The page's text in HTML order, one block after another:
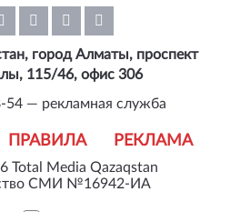
Total Media Qazaqstan
СМИ №16942-ИА
ПРАВИЛА РЕКЛАМА
город Алматы, проспект
115/46, офис 306
54 — рекламная служба